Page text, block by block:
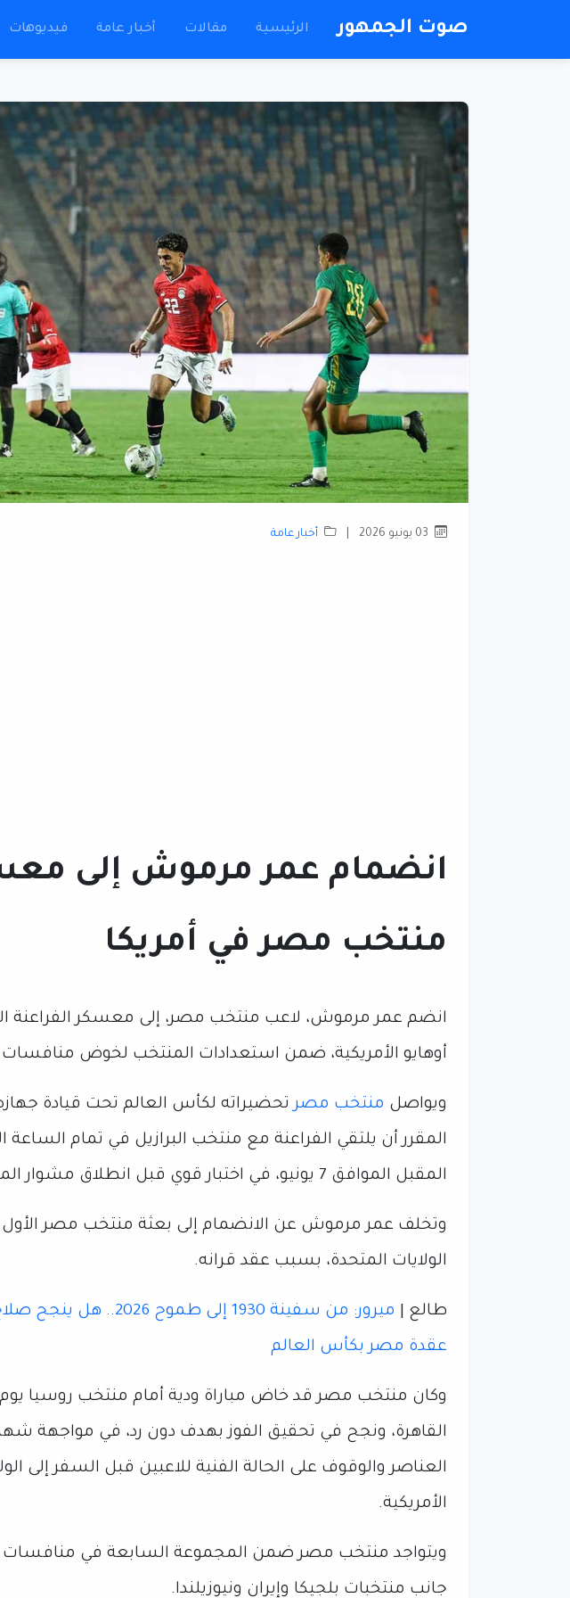
صوت الجمهور الرئيسية مقالات أخبار عامة فيديوهات
أخبار عامة
انضمام عمر مرموش إلى
منتخب مصر في أمريكا
انضم عمر مرموش، لاعب منتخب مصر، إلى معسكر الفراعنة
أوهايو الأمريكية، ضمن استعدادات المنتخب لخوض منافسات
ويواصل منتخب مصرتحضيراته لكأس العالم تحت قيادة
المقرر أن يلتقي الفراعنة مع منتخب البرازيل في تمام الساعة
المقبل الموافق 7 يونيو، في اختبار قوي قبل انطلاق مشوار المنتخب في البطولة.
وتخلف عمر مرموش عن الانضمام إلى بعثة منتخب مصر
الولايات المتحدة، بسبب عقد قرانه.
طالع |
ميرور: من سفينة 1930 إلى
عقدة مصر بكأس العالم
وكان منتخب مصر قد خاض مباراة ودية أمام منتخب روسيا
القاهرة، ونجح في تحقيق الفوز بهدف دون رد، في مواجهة
العناصر والوقوف على الحالة الفنية للاعبين قبل السفر إلى
الأمريكية.
جانب منتخبات بلجيكا وإيران ونيوزيلندا.